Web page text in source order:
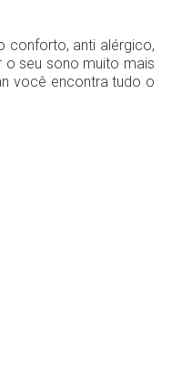
conforto, anti alérgico,
o seu sono muito mais
você encontra tudo o